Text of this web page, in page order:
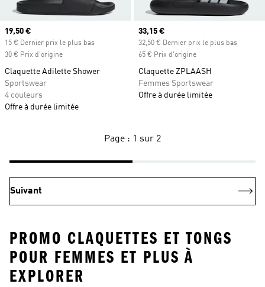
Prix actuel
19,50 €
15 € Dernier prix le plus bas
30 € Prix d'origine
Claquette Adilette Shower
Sportswear
4 couleurs
Offre à durée limitée
Prix actuel
33,15 €
32,50 € Dernier prix le plus bas
65 € Prix d'origine
Claquette ZPLAASH
Femmes Sportswear
Offre à durée limitée
Page : 1 sur 2
Suivant
PROMO CLAQUETTES ET TONGS
POUR FEMMES ET PLUS À
EXPLORER